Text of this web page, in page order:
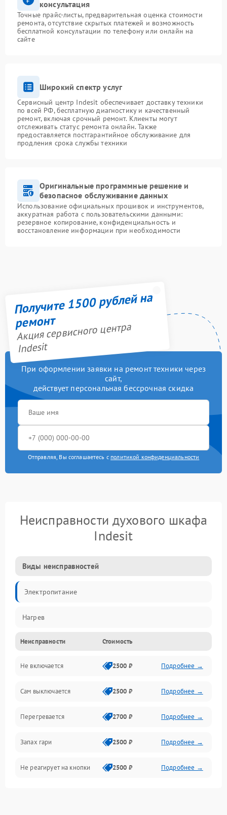
консультация
Точные прайс-листы, предварительная оценка стоимости
ремонта, отсутствие скрытых платежей и возможность
бесплатной консультации по телефону или онлайн на
сайте
Широкий спектр услуг
Сервисный центр Indesit обеспечивает доставку техники
по всей РФ, бесплатную диагностику и качественный
ремонт, включая срочный ремонт. Клиенты могут
отслеживать статус ремонта онлайн. Также
предоставляется постгарантийное обслуживание для
продления срока службы техники
Оригинальные программные решение и
безопасное обслуживание данных
Использование официальных прошивок и инструментов,
аккуратная работа с пользовательскими данными:
резервное копирование, конфиденциальность и
восстановление информации при необходимости
Получите 1500 рублей на
ремонт
Акция сервисного центра
Indesit
При оформлении заявки на ремонт техники через
сайт,
действует персональная бессрочная скидка
Отправляя, Вы соглашаетесь с политикой конфиденциальности
Неисправности духового шкафа
Indesit
Виды неисправностей
Электропитание
Нагрев
Неисправности Стоимость
Не включается 2500 ₽ Подробнее →
Сам выключается 2500 ₽ Подробнее →
Перегревается 2700 ₽ Подробнее →
Запах гари 2500 ₽ Подробнее →
Не реагирует на кнопки 2500 ₽ Подробнее →